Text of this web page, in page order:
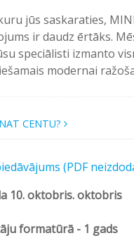
jūs saskaraties,
ir daudz ērtāks.
speciālisti izmanto
modernai
CENTU?
(PDF
10. oktobris. oktobris
formatūrā - 1 gads